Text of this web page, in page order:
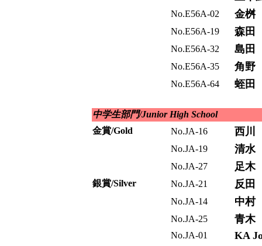
No.E56A-02 金桝
No.E56A-19 森田
No.E56A-32 島田
No.E56A-35 角野
No.E56A-64 蛭田
中学生部門/Junior High School
金賞/Gold
No.JA-16 西
銀賞/Silver
No.JA-19 清水
No.JA-27 足木
No.JA-21 反田
No.JA-14 中村
No.JA-25 青木
No.JA-01 KA